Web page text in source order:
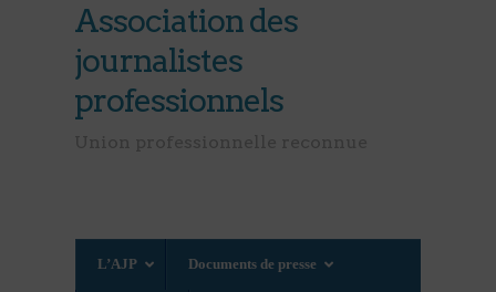
Association des
journalistes
professionnels
L’AJP Documents de presse